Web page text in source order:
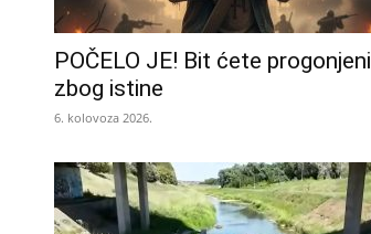
POČELO JE! Bit ćete progonjeni
zbog istine
6. kolovoza 2026.